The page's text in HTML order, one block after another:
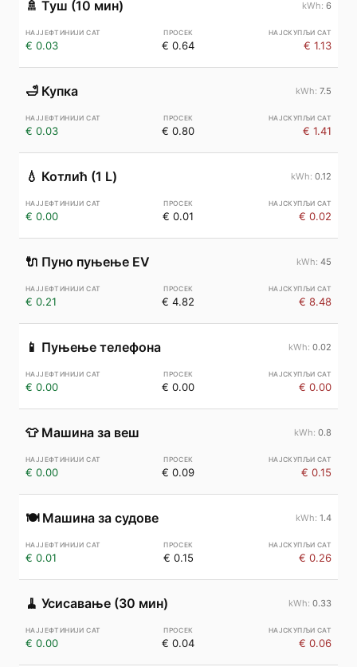
🚿 Туш (10 мин) 6
€ 0.03 € 0.64 € 1.13
🛁 Купка 7.5
€ 0.03 € 0.80 € 1.41
💧 Котлић (1 L) 0.12
€ 0.00 € 0.01 € 0.02
🔌 Пуно пуњење EV 45
€ 0.21 € 4.82 € 8.48
📱 Пуњење телефона 0.02
€ 0.00 € 0.00 € 0.00
👕 Машина за веш 0.8
€ 0.00 € 0.09 € 0.15
🍽️ Машина за судове 1.4
€ 0.01 € 0.15 € 0.26
🧹 Усисавање (30 мин) 0.33
€ 0.00 € 0.04 € 0.06